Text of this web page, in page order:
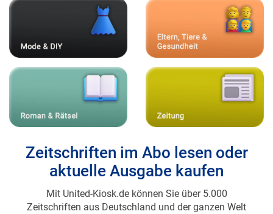
Zeitschriften im Abo lesen oder
aktuelle Ausgabe kaufen
Mit United-Kiosk.de können Sie über 5.000
Zeitschriften aus Deutschland und der ganzen Welt